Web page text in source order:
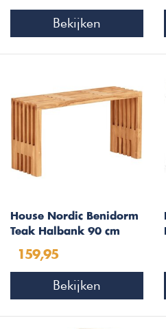
Bekijken
House Nordic Benidorm
Teak Halbank 90 cm
159,95
Bekijken